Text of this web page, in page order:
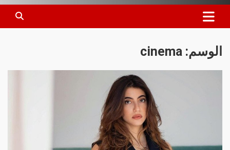
Screen Arabia
الوسم: cinema